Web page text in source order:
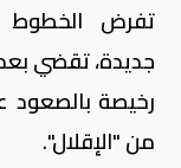
تفرض الخطوط
جديدة، تقضي
رخيصة بالصعود
من "الإقلال".